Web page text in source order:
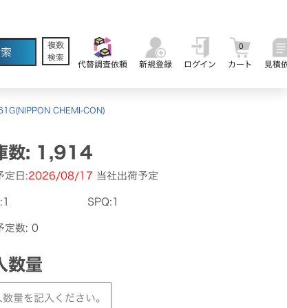
複数
検索
代替調査依頼
新規登録 ログイン カート
0
見積
CHEMI-CON)
数: 1,914
定日:2026/08/17 当社出荷予定
SPQ:1
定数: 0
数量